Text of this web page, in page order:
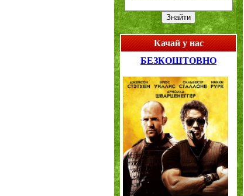
Качай у нас
БЕЗКОШТОВНО